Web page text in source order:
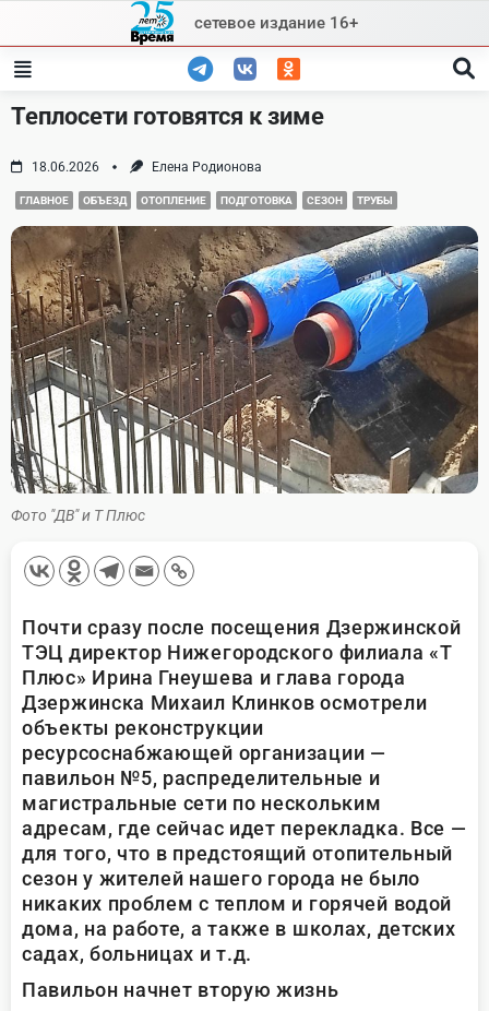
content
сетевое издание 16+
Теплосети готовятся к зиме
18.06.2026 Елена Родионова
ГЛАВНОЕ ОБЪЕЗД ОТОПЛЕНИЕ ПОДГОТОВКА СЕЗОН ТРУБЫ
Фото "ДВ" и Т Плюс
Почти сразу после посещения Дзержинской
ТЭЦ директор Нижегородского филиала «Т
Плюс» Ирина Гнеушева и глава города
Дзержинска Михаил Клинков осмотрели
объекты реконструкции
ресурсоснабжающей организации —
павильон №5, распределительные и
магистральные сети по нескольким
адресам, где сейчас идет перекладка. Все —
для того, что в предстоящий отопительный
сезон у жителей нашего города не было
никаких проблем с теплом и горячей водой
дома, на работе, а также в школах, детских
садах, больницах и т.д.
Павильон начнет вторую жизнь